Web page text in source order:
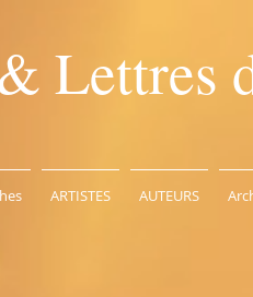
Lettres
ARTISTES AUTEURS